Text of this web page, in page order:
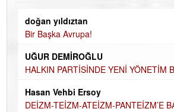
doğan yıldıztan
Bir Başka Avrupa!
UĞUR DEMİROĞLU
HALKIN PARTİSİNDE YENİ YÖNETİM
Hasan Vehbi Ersoy
DEİZM-TEİZM-ATEİZM-PANTEİZM’E